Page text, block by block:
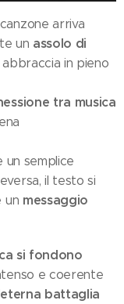
arriva
un assolo di
abbraccia in pieno
tra musica
un semplice
il testo si
un messaggio
si fondono
e coerente
battaglia